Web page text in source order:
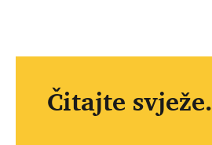
Čitajte svježe.